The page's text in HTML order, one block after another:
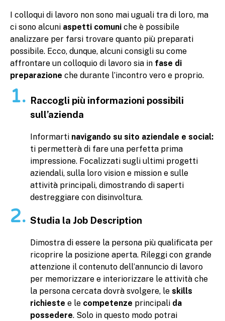
I colloqui di lavoro non sono mai uguali tra di loro, ma
ci sono alcuni aspetti comuni che è possibile
analizzare per farsi trovare quanto più preparati
possibile. Ecco, dunque, alcuni consigli su come
affrontare un colloquio di lavoro sia in fase di
preparazione che durante l’incontro vero e proprio.
Raccogli più informazioni possibili
sull’azienda
Informarti navigando su sito aziendale e social:
ti permetterà di fare una perfetta prima
impressione. Focalizzati sugli ultimi progetti
aziendali, sulla loro vision e mission e sulle
attività principali, dimostrando di saperti
destreggiare con disinvoltura.
Studia la Job Description
Dimostra di essere la persona più qualificata per
ricoprire la posizione aperta. Rileggi con grande
attenzione il contenuto dell’annuncio di lavoro
per memorizzare e interiorizzare le attività che
la persona cercata dovrà svolgere, le skills
richieste e le competenze principali da
possedere. Solo in questo modo potrai